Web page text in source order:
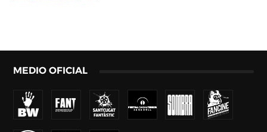
MEDIO OFICIAL